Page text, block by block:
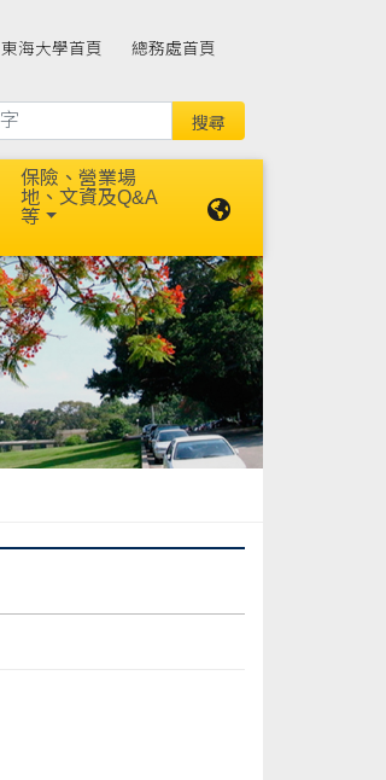
東海大學首頁
總務處首頁
保險、營業場
地、文資及Q&A
等